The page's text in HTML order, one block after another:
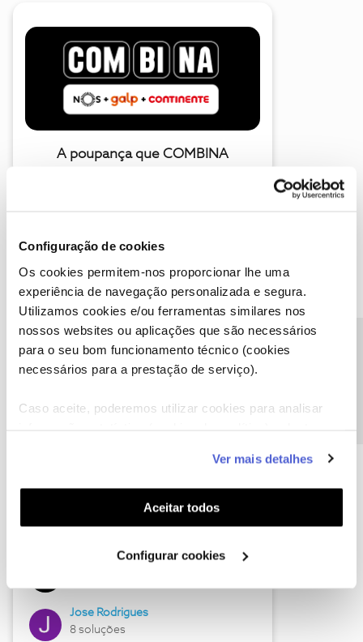
Configuração de cookies
Os cookies permitem-nos proporcionar lhe uma
experiência de navegação personalizada e segura.
Utilizamos cookies e/ou ferramentas similares nos
nossos websites ou aplicações que são necessários
para o seu bom funcionamento técnico (cookies
necessários para a prestação de serviço).
Caso aceite, poderemos utilizar cookies para analisar
funcionalidades (cookies de personalização e
funcionalidade) e adaptar anúncios aos seus interesses
(cookies de publicidade personalizada). Pode gerir a
utilização dos cookies clicando em "Configurar
Ver mais detalhes
Aceitar todos
Configurar cookies
A poupança que COMBINA
Descubra as novidades de junho
Hall of Fame de junho
Jose Rodrigues
8 soluções